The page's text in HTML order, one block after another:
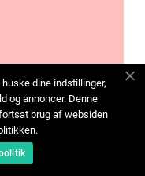
dine indstillinger,
og annoncer. Denne
brug af websiden